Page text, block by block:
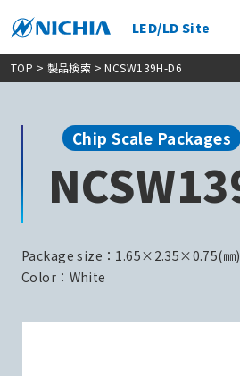
LED/LD Site
TOP > 製品検索 > NCSW139H-D6
Chip Scale Packages
Package size：1.65×2.35×0.75(㎜)
Color：White